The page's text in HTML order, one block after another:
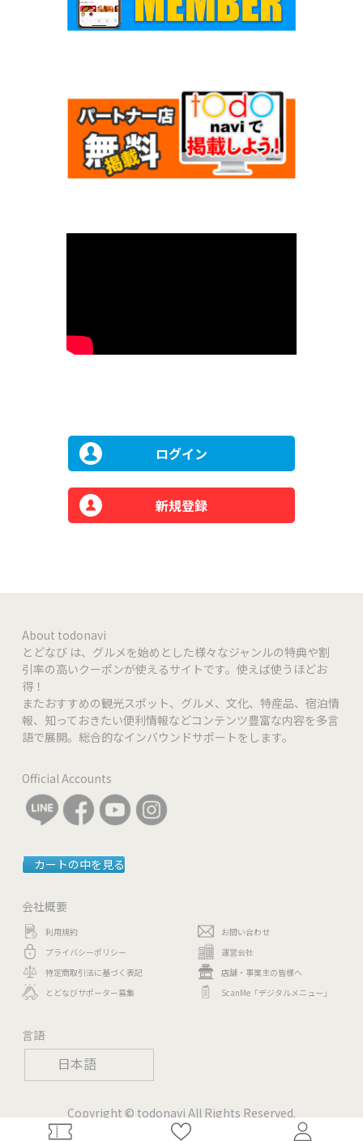
日本語
ログイン
新規登録
About todonavi
とどなび は、グルメを始めとした様々なジャンルの特典や割
引率の高いクーポンが使えるサイトです。使えば使うほどお
得！
またおすすめの観光スポット、グルメ、文化、特産品、宿泊情
報、知っておきたい便利情報などコンテンツ豊富な内容を多言
語で展開。総合的なインバウンドサポートをします。
Official Accounts
カートの中を見る
会社概要
利用規約
プライバシーポリシー
特定商取引法に基づく表記
とどなびサポーター募集
お問い合わせ
運営会社
店舗・事業主の皆様へ
ScanMe「デジタルメニュー」
言語
Copyright © todonavi All Rights Reserved.